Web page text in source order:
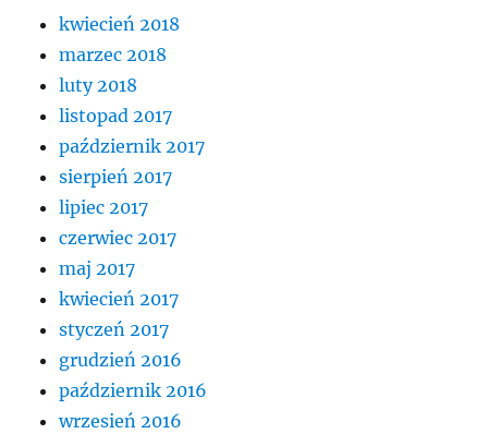
kwiecień 2018
marzec 2018
luty 2018
listopad 2017
październik 2017
sierpień 2017
lipiec 2017
czerwiec 2017
maj 2017
kwiecień 2017
styczeń 2017
grudzień 2016
październik 2016
wrzesień 2016